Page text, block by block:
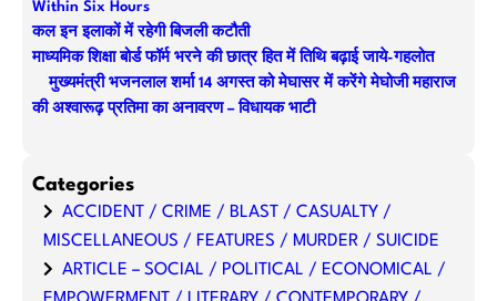
Within Six Hours
कल इन इलाकों में रहेगी बिजली कटौती
माध्यमिक शिक्षा बोर्ड फॉर्म भरने की छात्र हित में तिथि बढ़ाई जाये-गहलोत
मुख्यमंत्री भजनलाल शर्मा 14 अगस्त को मेघासर में करेंगे मेघोजी महाराज
की अश्वारूढ़ प्रतिमा का अनावरण – विधायक भाटी
Categories
ACCIDENT / CRIME / BLAST / CASUALTY /
MISCELLANEOUS / FEATURES / MURDER / SUICIDE
ARTICLE – SOCIAL / POLITICAL / ECONOMICAL /